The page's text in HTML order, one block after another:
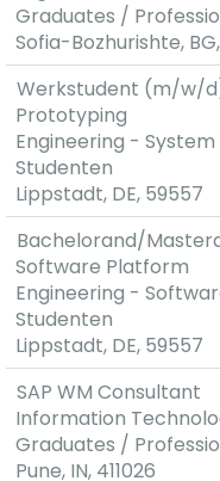
Graduates /
Sofia-Bozhurishte,
Werkstudent (m/w/
Prototyping
Engineering - System
Studenten
Lippstadt, DE, 59557
Bachelorand/
Software Platform
Engineering -
Studenten
Lippstadt, DE, 59557
SAP WM Consultant
Information
Graduates /
Pune, IN, 411026